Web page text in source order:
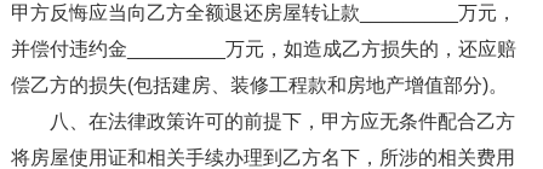
甲方反悔应当向乙方全额退还房屋转让款_________万元，
并偿付违约金_________万元，如造成乙方损失的，还应赔
偿乙方的损失(包括建房、装修工程款和房地产增值部分)。
八、在法律政策许可的前提下，甲方应无条件配合乙方
将房屋使用证和相关手续办理到乙方名下，所涉的相关费用